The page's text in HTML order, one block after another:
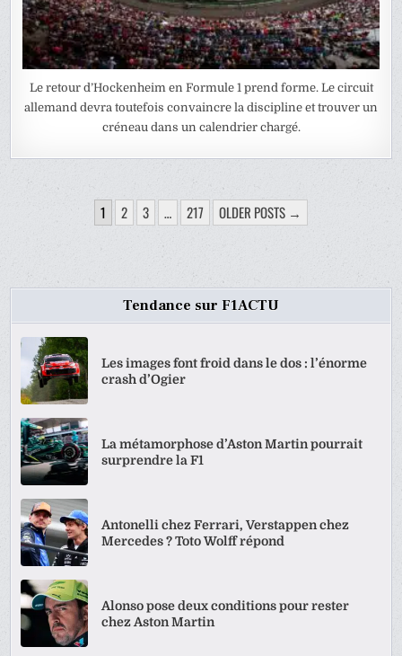
Le retour d’Hockenheim en Formule 1 prend forme. Le circuit
allemand devra toutefois convaincre la discipline et trouver un
créneau dans un calendrier chargé.
PAGINATION
1 2 3 … 217 OLDER POSTS →
Tendance sur F1ACTU
Les images font froid dans le dos : l’énorme
crash d’Ogier
La métamorphose d’Aston Martin pourrait
surprendre la F1
Antonelli chez Ferrari, Verstappen chez
Mercedes ? Toto Wolff répond
Alonso pose deux conditions pour rester
chez Aston Martin